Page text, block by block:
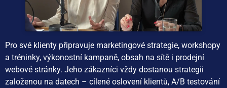
Pro své klienty připravuje marketingové strategie, workshopy
a tréninky, výkonostní kampaně, obsah na sítě i prodejní
webové stránky. Jeho zákazníci vždy dostanou strategii
založenou na datech – cílené oslovení klientů, A/B testování